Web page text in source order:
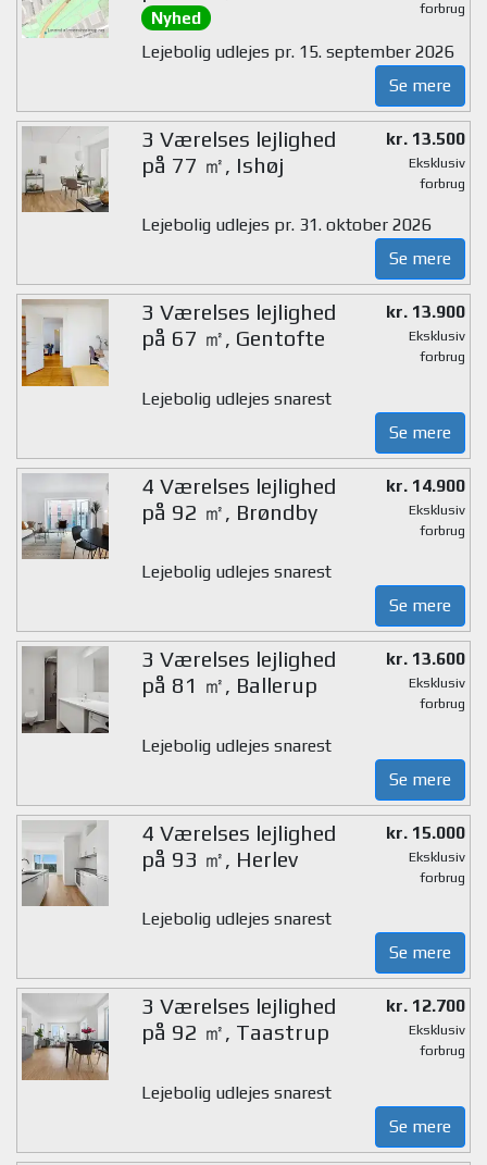
Nyhed
forbrug
Lejebolig udlejes pr. 15. september 2026
Se mere
3 Værelses lejlighed
på 77 ㎡, Ishøj
kr. 13.500
Eksklusiv
forbrug
Lejebolig udlejes pr. 31. oktober 2026
Se mere
3 Værelses lejlighed
på 67 ㎡, Gentofte
kr. 13.900
Eksklusiv
forbrug
Lejebolig udlejes snarest
Se mere
4 Værelses lejlighed
på 92 ㎡, Brøndby
kr. 14.900
Eksklusiv
forbrug
Lejebolig udlejes snarest
Se mere
3 Værelses lejlighed
på 81 ㎡, Ballerup
kr. 13.600
Eksklusiv
forbrug
Lejebolig udlejes snarest
Se mere
4 Værelses lejlighed
på 93 ㎡, Herlev
kr. 15.000
Eksklusiv
forbrug
Lejebolig udlejes snarest
Se mere
3 Værelses lejlighed
på 92 ㎡, Taastrup
kr. 12.700
Eksklusiv
forbrug
Lejebolig udlejes snarest
Se mere